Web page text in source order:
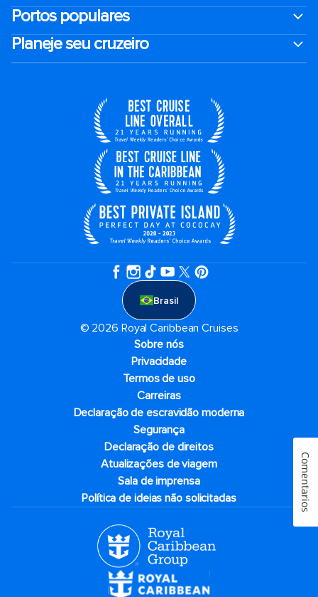
Portos populares
Planeje seu cruzeiro
Brasil
© 2026 Royal Caribbean Cruises
Sobre nós
Privacidade
Termos de uso
Carreiras
Declaração de escravidão moderna
Segurança
Declaração de direitos
Atualizações de viagem
Sala de imprensa
Política de ideias não solicitadas
Comentarios